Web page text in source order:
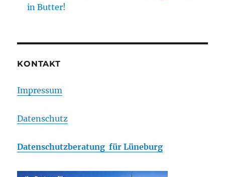
in Butter!
KONTAKT
Impressum
Datenschutz
Datenschutzberatung für Lüneburg